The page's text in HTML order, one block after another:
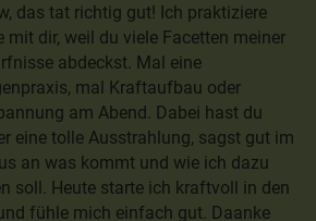
das tat richtig gut! Ich praktiziere
mit dir, weil du viele Facetten meiner
abdeckst. Mal eine
mal Kraftaufbau oder
am Abend. Dabei hast du
eine tolle Ausstrahlung, sagst gut im
an was kommt und wie ich dazu
soll. Heute starte ich kraftvoll in den
fühle mich einfach gut. Daanke